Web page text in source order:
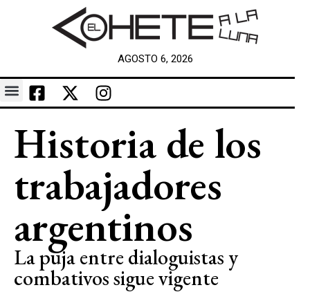
AGOSTO 6, 2026
Historia de los
trabajadores
argentinos
La puja entre dialoguistas y
combativos sigue vigente